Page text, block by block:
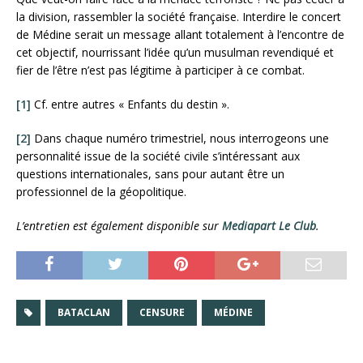
la division, rassembler la société française. Interdire le concert
de Médine serait un message allant totalement à l’encontre de
cet objectif, nourrissant l’idée qu’un musulman revendiqué et
fier de l’être n’est pas légitime à participer à ce combat.
[1] Cf. entre autres « Enfants du destin ».
[2] Dans chaque numéro trimestriel, nous interrogeons une
personnalité issue de la société civile s’intéressant aux
questions internationales, sans pour autant être un
professionnel de la géopolitique.
L’entretien est également disponible sur Mediapart Le Club.
BATACLAN CENSURE MÉDINE